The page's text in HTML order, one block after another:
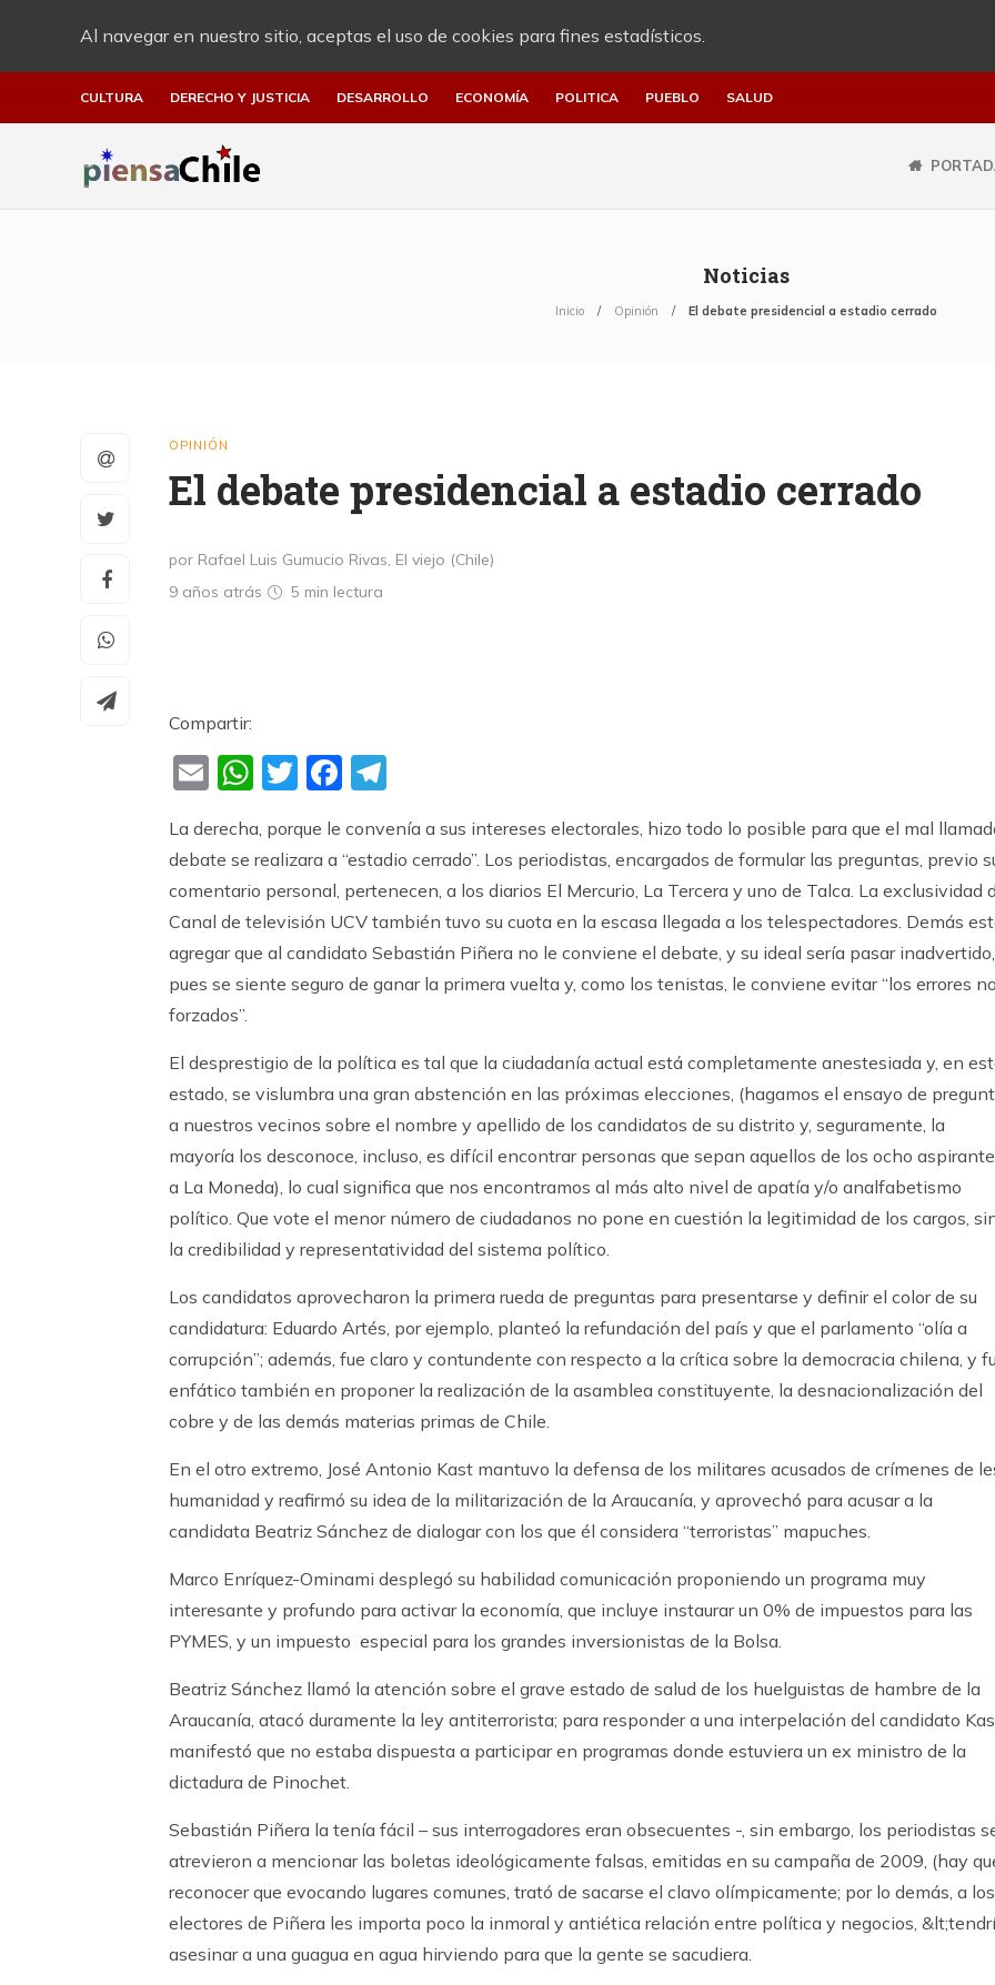
Al navegar en nuestro sitio, aceptas el uso de cookies para fines estadísticos.
CULTURA DERECHO Y JUSTICIA DESARROLLO ECONOMÍA POLITICA PUEBLO SALUD
Noticias
Inicio Opinión El debate presidencial a estadio cerrado
OPINIÓN
El debate presidencial a estadio cerrado
por Rafael Luis Gumucio Rivas, El viejo (Chile)
9 años atrás
5 min lectura
Compartir:
EmailWhatsApp
TwitterFacebook
La derecha, porque le convenía a sus intereses electorales, hizo todo lo posible para que el mal
debate se realizara a “estadio cerrado”. Los periodistas, encargados de formular las preguntas, previo
comentario personal, pertenecen, a los diarios El Mercurio, La Tercera y uno de Talca. La exclusividad
Canal de televisión UCV también tuvo su cuota en la escasa llegada a los telespectadores. Demás
agregar que al candidato Sebastián Piñera no le conviene el debate, y su ideal sería pasar inadvertido,
pues se siente seguro de ganar la primera vuelta y, como los tenistas, le conviene evitar “los errores no
forzados”.
El desprestigio de la política es tal que la ciudadanía actual está completamente anestesiada y, en
estado, se vislumbra una gran abstención en las próximas elecciones, (hagamos el ensayo de
a nuestros vecinos sobre el nombre y apellido de los candidatos de su distrito y, seguramente, la
mayoría los desconoce, incluso, es difícil encontrar personas que sepan aquellos de los ocho
a La Moneda), lo cual significa que nos encontramos al más alto nivel de apatía y/o analfabetismo
político. Que vote el menor número de ciudadanos no pone en cuestión la legitimidad de los cargos,
la credibilidad y representatividad del sistema político.
Los candidatos aprovecharon la primera rueda de preguntas para presentarse y definir el color de su
candidatura: Eduardo Artés, por ejemplo, planteó la refundación del país y que el parlamento “olía a
corrupción”; además, fue claro y contundente con respecto a la crítica sobre la democracia chilena, y
enfático también en proponer la realización de la asamblea constituyente, la desnacionalización del
cobre y de las demás materias primas de Chile.
En el otro extremo, José Antonio Kast mantuvo la defensa de los militares acusados de crímenes de
humanidad y reafirmó su idea de la militarización de la Araucanía, y aprovechó para acusar a la
candidata Beatriz Sánchez de dialogar con los que él considera “terroristas” mapuches.
Marco Enríquez-Ominami desplegó su habilidad comunicación proponiendo un programa muy
interesante y profundo para activar la economía, que incluye instaurar un 0% de impuestos para las
PYMES, y un impuesto especial para los grandes inversionistas de la Bolsa.
Beatriz Sánchez llamó la atención sobre el grave estado de salud de los huelguistas de hambre de la
Araucanía, atacó duramente la ley antiterrorista; para responder a una interpelación del candidato
manifestó que no estaba dispuesta a participar en programas donde estuviera un ex ministro de la
dictadura de Pinochet.
Sebastián Piñera la tenía fácil – sus interrogadores eran obsecuentes -, sin embargo, los periodistas
atrevieron a mencionar las boletas ideológicamente falsas, emitidas en su campaña de 2009, (hay
reconocer que evocando lugares comunes, trató de sacarse el clavo olímpicamente; por lo demás, a los
electores de Piñera les importa poco la inmoral y antiética relación entre política y negocios,
asesinar a una guagua en agua hirviendo para que la gente se sacudiera.